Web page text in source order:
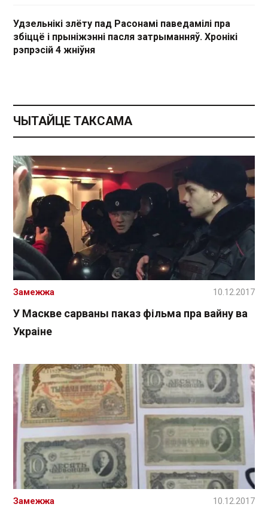
Удзельнікі злёту пад Расонамі паведамілі пра
збіццё і прыніжэнні пасля затрыманняў. Хронікі
рэпрэсій 4 жніўня
ЧЫТАЙЦЕ ТАКСАМА
У Маскве сарваны паказ фільма пра вайну ва
Украіне
Замежжа 10.12.2017
Замежжа 10.12.2017